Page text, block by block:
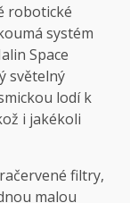
robotické
systém
Space
světelný
lodí k
i jakékoli
filtry,
malou